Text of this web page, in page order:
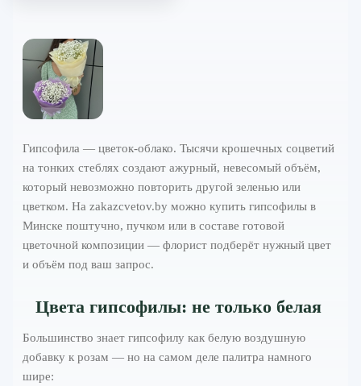
Гипсофила — цветок-облако. Тысячи крошечных соцветий
на тонких стеблях создают ажурный, невесомый объём,
который невозможно повторить другой зеленью или
цветком. На zakazcvetov.by можно купить гипсофилы в
Минске поштучно, пучком или в составе готовой
цветочной композиции — флорист подберёт нужный цвет
и объём под ваш запрос.
Цвета гипсофилы: не только белая
Большинство знает гипсофилу как белую воздушную
добавку к розам — но на самом деле палитра намного
шире: